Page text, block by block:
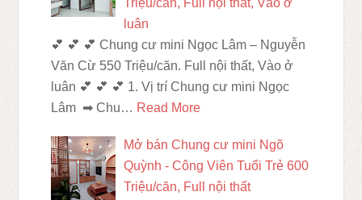
Triệu/căn, Full nội thất, Vào ở
luân
💕 💕 💕 Chung cư mini Ngọc Lâm – Nguyễn
Văn Cừ 550 Triệu/căn. Full nội thất, Vào ở
luân 💕 💕 💕 1. Vị trí Chung cư mini Ngọc
Lâm ➡ Chu… Read More
Mở bán Chung cư mini Ngõ
Quỳnh - Công Viên Tuổi Trẻ 600
Triệu/căn, Full nội thất